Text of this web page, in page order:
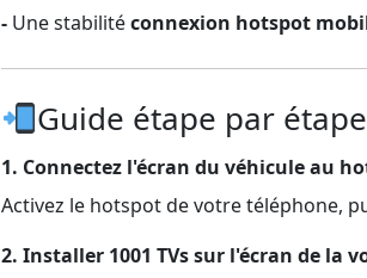
- Une stabilitéconnexion hotspot
Guide étape par
1. Connectez l'écran du véhicule au
Activez le hotspot de votre téléphone,
2. Installer 1001 TVs sur l'écran de la